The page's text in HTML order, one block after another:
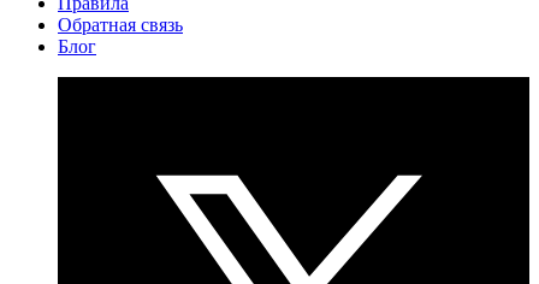
Обратная связь
Блог